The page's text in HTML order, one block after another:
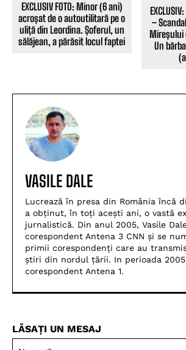
EXCLUSIV FOTO: Minor (6 ani)
acroșat de o autoutilitară pe o
uliță din Leordina. Șoferul, un
sălăjean, a părăsit locul faptei
–
Mireșului
Un
VASILE DALE
Lucrează în presa din România încă
a obținut, în toți acești ani, o vastă
jurnalistică. Din anul 2005, Vasile
corespondent Antena 3 CNN și se
primii corespondenți care au
știri din nordul țării. In perioada
corespondent Antena 1.
LĂSAȚI UN MESAJ